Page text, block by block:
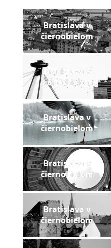
pozvánky
Historický
kalendár
zákony
mestské
kauzy
konania
konania
pripomienkové
konania
Bratislava v
čiernobielom
Bratislava v
čiernobielom
Bratislava v
čiernobielom
Bratislava v
čiernobielom
Bratislava v
čiernobielom